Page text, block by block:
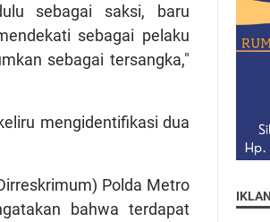
sebagai saksi, baru
sebagai pelaku
sebagai tersangka,"
mengidentifikasi dua
Polda Metro
bahwa terdapat